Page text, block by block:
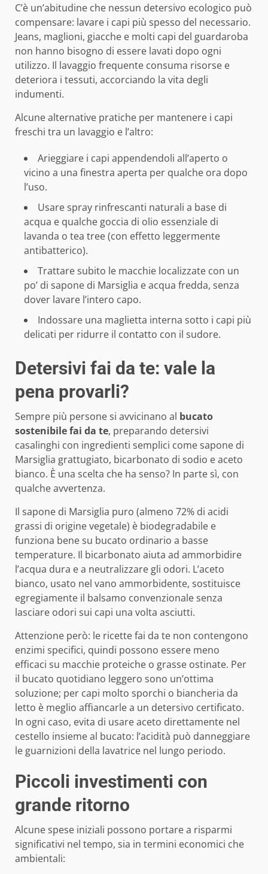
C’è un’abitudine che nessun detersivo ecologico può
compensare: lavare i capi più spesso del necessario.
Jeans, maglioni, giacche e molti capi del guardaroba
non hanno bisogno di essere lavati dopo ogni
utilizzo. Il lavaggio frequente consuma risorse e
deteriora i tessuti, accorciando la vita degli
indumenti.
Alcune alternative pratiche per mantenere i capi
freschi tra un lavaggio e l’altro:
Arieggiare i capi appendendoli all’aperto o
vicino a una finestra aperta per qualche ora dopo
l’uso.
Usare spray rinfrescanti naturali a base di
acqua e qualche goccia di olio essenziale di
lavanda o tea tree (con effetto leggermente
antibatterico).
Trattare subito le macchie localizzate con un
po’ di sapone di Marsiglia e acqua fredda, senza
dover lavare l’intero capo.
Indossare una maglietta interna sotto i capi più
delicati per ridurre il contatto con il sudore.
Detersivi fai da te: vale la
pena provarli?
Sempre più persone si avvicinano al bucato
sostenibile fai da te, preparando detersivi
casalinghi con ingredienti semplici come sapone di
Marsiglia grattugiato, bicarbonato di sodio e aceto
bianco. È una scelta che ha senso? In parte sì, con
qualche avvertenza.
Il sapone di Marsiglia puro (almeno 72% di acidi
grassi di origine vegetale) è biodegradabile e
funziona bene su bucato ordinario a basse
temperature. Il bicarbonato aiuta ad ammorbidire
l’acqua dura e a neutralizzare gli odori. L’aceto
bianco, usato nel vano ammorbidente, sostituisce
egregiamente il balsamo convenzionale senza
lasciare odori sui capi una volta asciutti.
Attenzione però: le ricette fai da te non contengono
enzimi specifici, quindi possono essere meno
efficaci su macchie proteiche o grasse ostinate. Per
il bucato quotidiano leggero sono un’ottima
soluzione; per capi molto sporchi o biancheria da
letto è meglio affiancarle a un detersivo certificato.
In ogni caso, evita di usare aceto direttamente nel
cestello insieme al bucato: l’acidità può danneggiare
le guarnizioni della lavatrice nel lungo periodo.
Piccoli investimenti con
grande ritorno
Alcune spese iniziali possono portare a risparmi
significativi nel tempo, sia in termini economici che
ambientali: